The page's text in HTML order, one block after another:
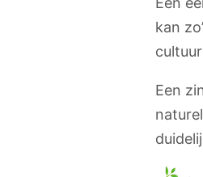
kan
Een